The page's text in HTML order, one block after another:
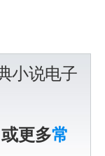
小说电子
更多常